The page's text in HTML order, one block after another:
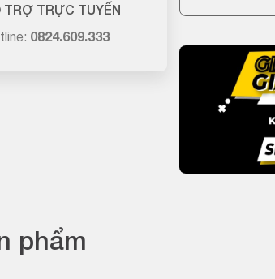
TRỢ TRỰC TUYẾN
0824.609.333
phẩm